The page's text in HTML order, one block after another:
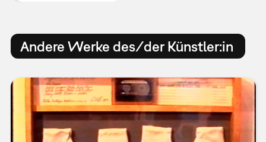
Andere Werke des/der Künstler:in